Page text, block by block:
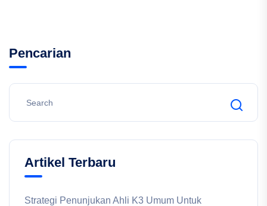
Pencarian
Artikel Terbaru
Strategi Penunjukan Ahli K3 Umum Untuk